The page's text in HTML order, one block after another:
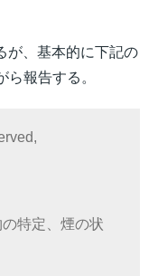
が、基本的に下記の
報告する。
特定、煙の状